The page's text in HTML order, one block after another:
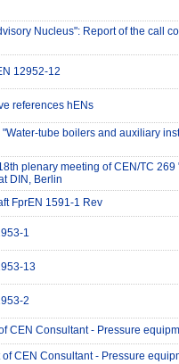
Nucleus": Report of the call
12952-12
references hENs
tube boilers and auxiliary
plenary meeting of CEN/TC
DIN, Berlin
FprEN 1591-1 Rev
1
13
2
CEN Consultant - Pressure
CEN Consultant - Pressure